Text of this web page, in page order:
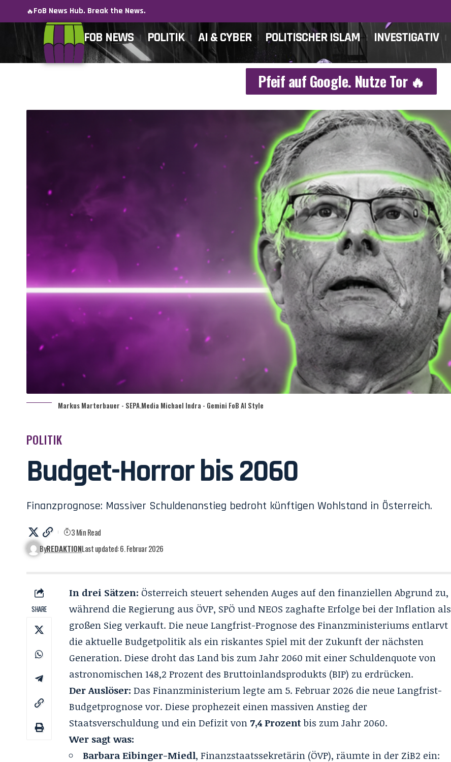
🔥FoB News Hub. Break the News.
FOB NEWS POLITIK AI & CYBER POLITISCHER ISLAM INVESTIGATIV
Pfeif auf Google. Nutze Tor 🔥
Markus Marterbauer - SEPA.Media Michael Indra - Gemini FoB AI Style
POLITIK
Budget-Horror bis 2060
Finanzprognose: Massiver Schuldenanstieg bedroht künftigen Wohlstand in Österreich.
ByREDAKTIONLast updated: 6. Februar 2026
3 Min Read
SHARE
In drei Sätzen: Österreich steuert sehenden Auges auf den finanziellen Abgrund zu,
während die Regierung aus ÖVP, SPÖ und NEOS zaghafte Erfolge bei der Inflation als
großen Sieg verkauft. Die neue Langfrist-Prognose des Finanzministeriums entlarvt
die aktuelle Budgetpolitik als ein riskantes Spiel mit der Zukunft der nächsten
Generation. Diese droht das Land bis zum Jahr 2060 mit einer Schuldenquote von
astronomischen 148,2 Prozent des Bruttoinlandsprodukts (BIP) zu erdrücken.
Der Auslöser:Das Finanzministerium legte am 5. Februar 2026 dieneue Langfrist-
Budgetprognose vor. Diese prophezeit einen massiven Anstieg der
Staatsverschuldung und ein Defizit von 7,4 Prozentbis zum Jahr 2060.
Wer sagt was:
Barbara Eibinger-Miedl, Finanzstaatssekretärin (ÖVP), räumte in der ZiB2 ein: